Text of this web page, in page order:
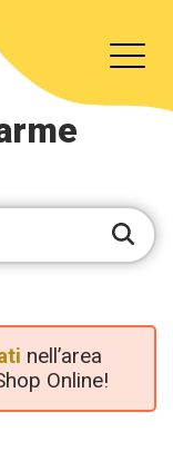
nell’area
Online!